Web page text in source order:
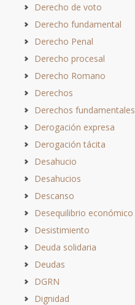
Derecho de voto
Derecho fundamental
Derecho Penal
Derecho procesal
Derecho Romano
Derechos
Derechos fundamentales
Derogación expresa
Derogación tácita
Desahucio
Desahucios
Descanso
Desequilibrio económico
Desistimiento
Deuda solidaria
Deudas
DGRN
Dignidad